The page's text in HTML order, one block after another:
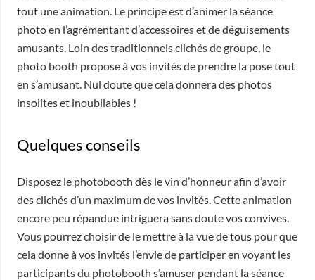
tout une animation. Le principe est d’animer la séance
photo en l’agrémentant d’accessoires et de déguisements
amusants. Loin des traditionnels clichés de groupe, le
photo booth propose à vos invités de prendre la pose tout
en s’amusant. Nul doute que cela donnera des photos
insolites et inoubliables !
Quelques conseils
Disposez le photobooth dès le vin d’honneur afin d’avoir
des clichés d’un maximum de vos invités. Cette animation
encore peu répandue intriguera sans doute vos convives.
Vous pourrez choisir de le mettre à la vue de tous pour que
cela donne à vos invités l’envie de participer en voyant les
participants du photobooth s’amuser pendant la séance